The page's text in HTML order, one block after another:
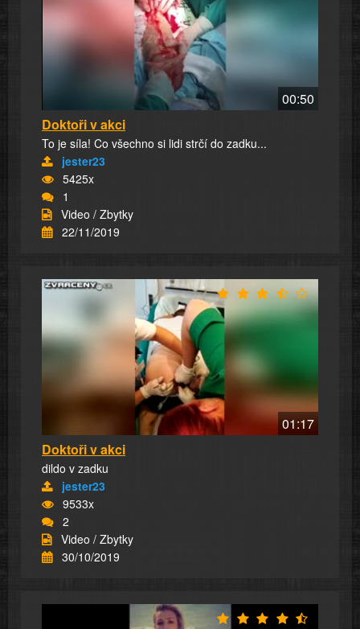
00:50
Doktoři v akci
To je síla! Co všechno si lidi strčí do zadku...
jester23
5425x
1
Video / Zbytky
22/11/2019
01:17
Doktoři v akci
dildo v zadku
jester23
9533x
2
Video / Zbytky
30/10/2019